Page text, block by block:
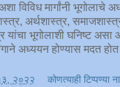
विविध मार्गांनी भूगोलाचे
अर्थशास्त्र,
यांचा भूगोलाशी घनिष्ट
अध्ययन होण्यास मदत
२०२२ कोणत्याही टिप्पण्‍या